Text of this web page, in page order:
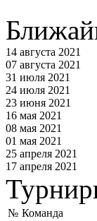
14 августа 2021
07 августа 2021
31 июля 2021
24 июля 2021
23 июня 2021
16 мая 2021
08 мая 2021
01 мая 2021
25 апреля 2021
17 апреля 2021
№ Команда